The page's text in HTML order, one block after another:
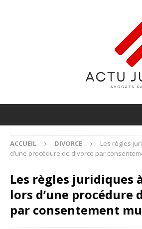
ACCUEIL DIVORCE
Les règles
d’une procédure de divorce par
Les règles juridiques
lors d’une procédure
par consentement